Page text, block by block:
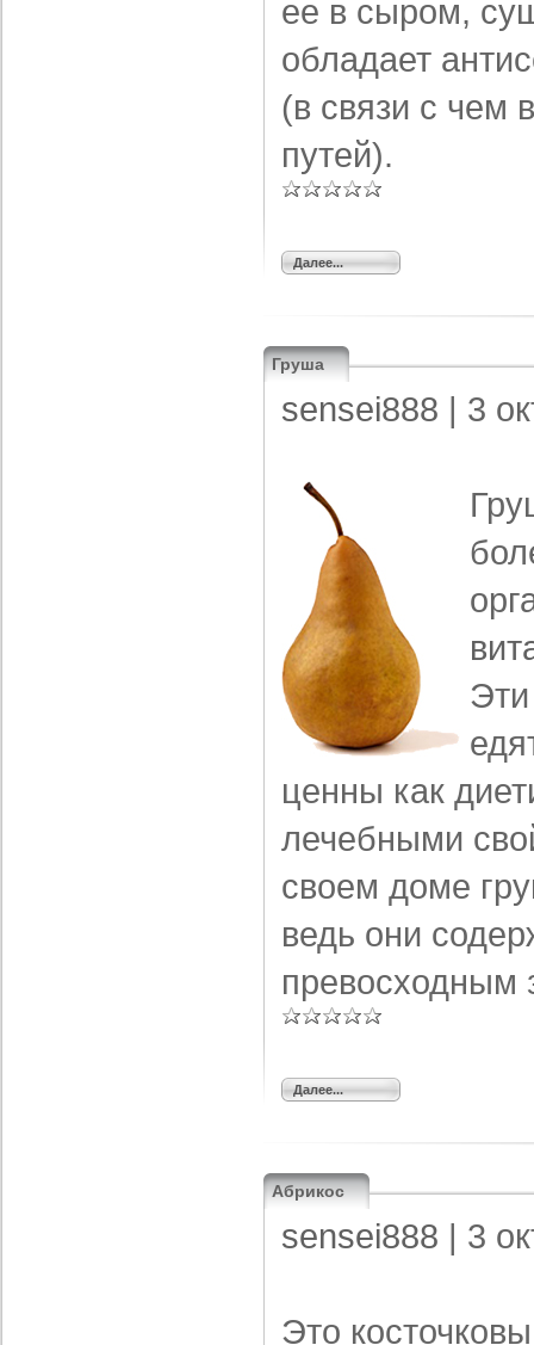
ее в сыром,
обладает
(в связи с чем
путей).
Далее...
Груша
sensei888 | 3
ценны как
лечебными
своем доме
ведь они
превосходным
Далее...
Абрикос
sensei888 | 3
Это